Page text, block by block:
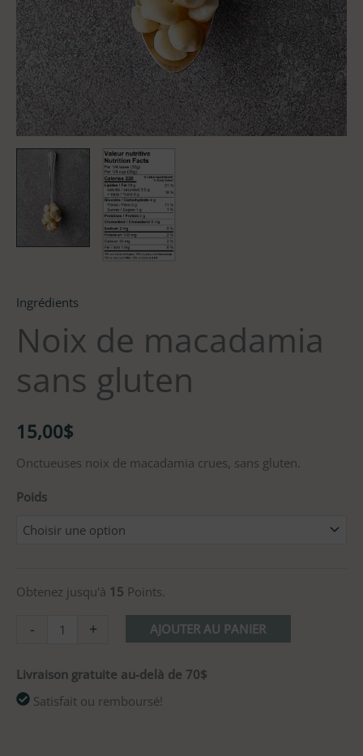
Ingrédients
Noix de macadamia
sans gluten
15,00$
Onctueuses noix de macadamia crues, sans gluten.
Poids
Obtenez jusqu'à 15 Points.
- + AJOUTER AU PANIER
Livraison gratuite au-delà de 70$
Satisfait ou remboursé!